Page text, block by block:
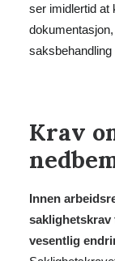
ser imidlertid at
Krav
Innen
vesentlig